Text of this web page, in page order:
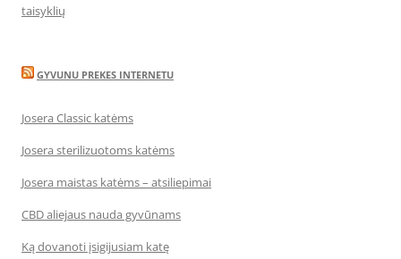
taisyklių
GYVUNU PREKES INTERNETU
Josera Classic katėms
Josera sterilizuotoms katėms
Josera maistas katėms – atsiliepimai
CBD aliejaus nauda gyvūnams
Ką dovanoti įsigijusiam katę